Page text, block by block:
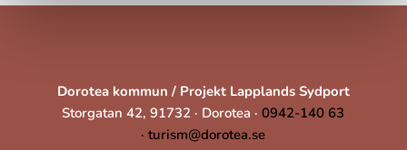
Dorotea kommun / Projekt Lapplands Sydport
Storgatan 42, 91732 · Dorotea ·0942-140 63
·turism@dorotea.se